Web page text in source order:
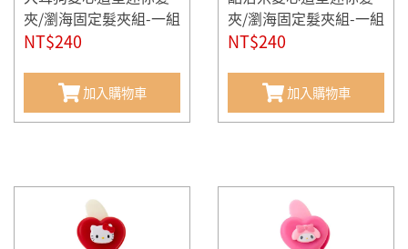
夾/瀏海固定髮夾組-一組
4個入
NT$240
加入購物車
夾/瀏海固定髮夾組-一組
4個入
NT$240
加入購物車